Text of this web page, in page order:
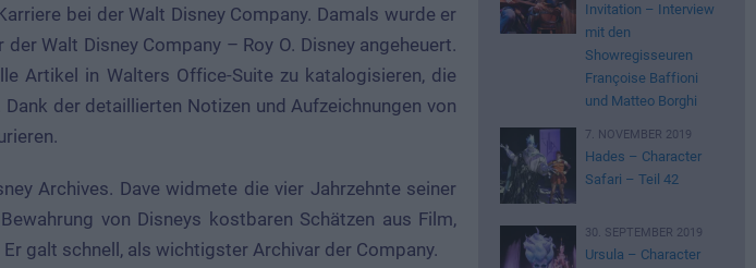
bei der Walt Disney Company. Damals wurde er
Walt Disney Company – Roy O. Disney angeheuert.
Artikel in Walters Office-Suite zu katalogisieren, die
der detaillierten Notizen und Aufzeichnungen von
Archives. Dave widmete die vier Jahrzehnte seiner
von Disneys kostbaren Schätzen aus Film,
galt schnell, als wichtigster Archivar der Company.
Invitation – Interview
mit den
Showregisseuren
Françoise Baffioni
und Matteo Borghi
7. NOVEMBER 2019
Hades – Character
Safari – Teil 42
30. SEPTEMBER 2019
Ursula – Character